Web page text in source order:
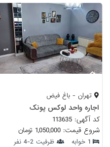
تهران - باغ فیض
اجاره واحد لوکس پونک
کد آگهی: 113635
شروع قیمت: 1,050,000 تومان
1 خوابه
ظرفیت 2-4 نفر